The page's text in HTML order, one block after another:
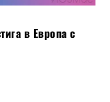
в Европа с